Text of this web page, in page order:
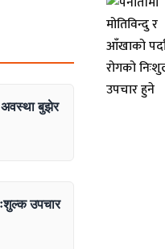
अवस्था बुझेर
उपचार